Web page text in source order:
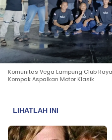
Komunitas Vega Lampung Club
Kompak Aspalkan Motor Klasik